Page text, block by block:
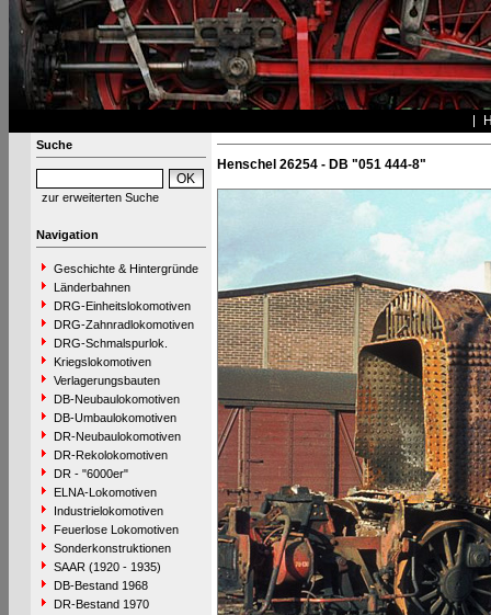
Suche
zur erweiterten Suche
Navigation
Geschichte & Hintergründe
Länderbahnen
DRG-Einheitslokomotiven
DRG-Zahnradlokomotiven
DRG-Schmalspurlok.
Kriegslokomotiven
Verlagerungsbauten
DB-Neubaulokomotiven
DB-Umbaulokomotiven
DR-Neubaulokomotiven
DR-Rekolokomotiven
DR - "6000er"
ELNA-Lokomotiven
Industrielokomotiven
Feuerlose Lokomotiven
Sonderkonstruktionen
SAAR (1920 - 1935)
DB-Bestand 1968
DR-Bestand 1970
Henschel 26254 - DB "051 444-8"